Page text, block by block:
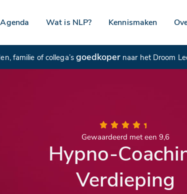
Agenda Wat is NLP? Kennismaken
familie of collega’s goedkopernaar het Droom
Gewaardeerd met een 9,6
Hypno-
Verdieping